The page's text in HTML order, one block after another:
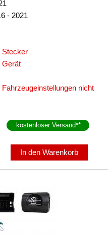
- 2021
Stecker
Gerät
nicht
kostenloser Versand**
In den Warenkorb